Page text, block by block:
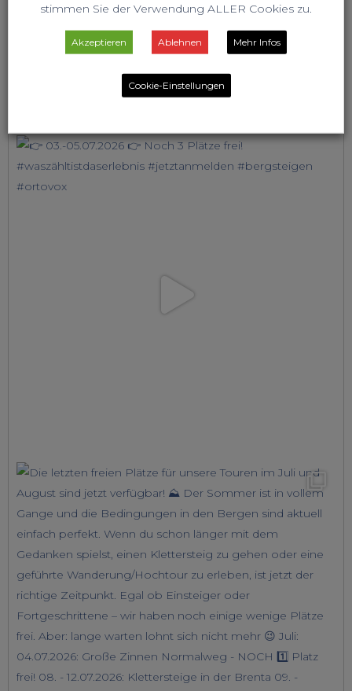
stimmen Sie der Verwendung ALLER Cookies zu.
Akzeptieren Ablehnen Mehr Infos
Cookie-Einstellungen